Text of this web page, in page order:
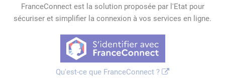
FranceConnect est la solution proposée par l'Etat pour
sécuriser et simplifier la connexion à vos services en ligne.
Qu'est-ce que FranceConnect ?